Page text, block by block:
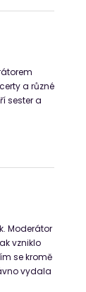
a různé
sester a
Moderátor
vzniklo
se kromě
vydala